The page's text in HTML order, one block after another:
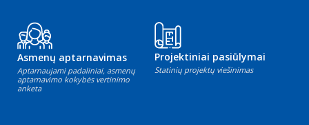
Asmenų aptarnavimas
Aptarnaujami padaliniai, asmenų
aptarnavimo kokybės vertinimo
anketa
Projektiniai pasiūlymai
Statinių projektų viešinimas